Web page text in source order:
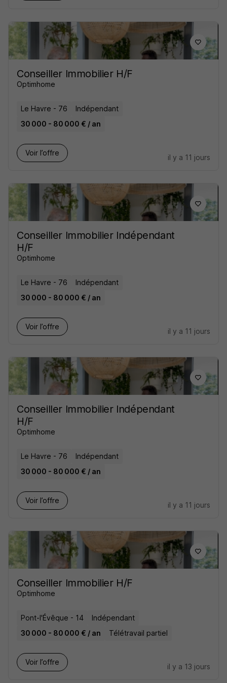
Conseiller Immobilier H/F
Optimhome
Le Havre - 76
Indépendant
30 000 - 80 000 € / an
Voir l’offre
il y a 11 jours
Conseiller Immobilier Indépendant
H/F
Optimhome
Le Havre - 76
Indépendant
30 000 - 80 000 € / an
Voir l’offre
il y a 11 jours
Conseiller Immobilier Indépendant
H/F
Optimhome
Le Havre - 76
Indépendant
30 000 - 80 000 € / an
Voir l’offre
il y a 11 jours
Conseiller Immobilier H/F
Optimhome
Pont-l'Évêque - 14
Indépendant
30 000 - 80 000 € / an
Télétravail partiel
Voir l’offre
il y a 13 jours